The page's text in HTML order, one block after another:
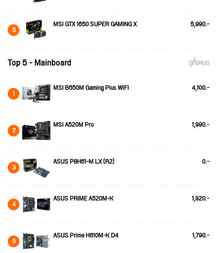
5 MSI GTX 1650 SUPER GAMING X 5,990.-
Top 5 - Mainboard ดูทั้งหมด
1 MSI B650M Gaming Plus WIFI 4,100.-
2 MSI A520M Pro 1,990.-
3 ASUS P8H61-M LX (R2) 0.-
4 ASUS PRIME A520M-K 1,920.-
5 ASUS Prime H610M-K D4 1,790.-